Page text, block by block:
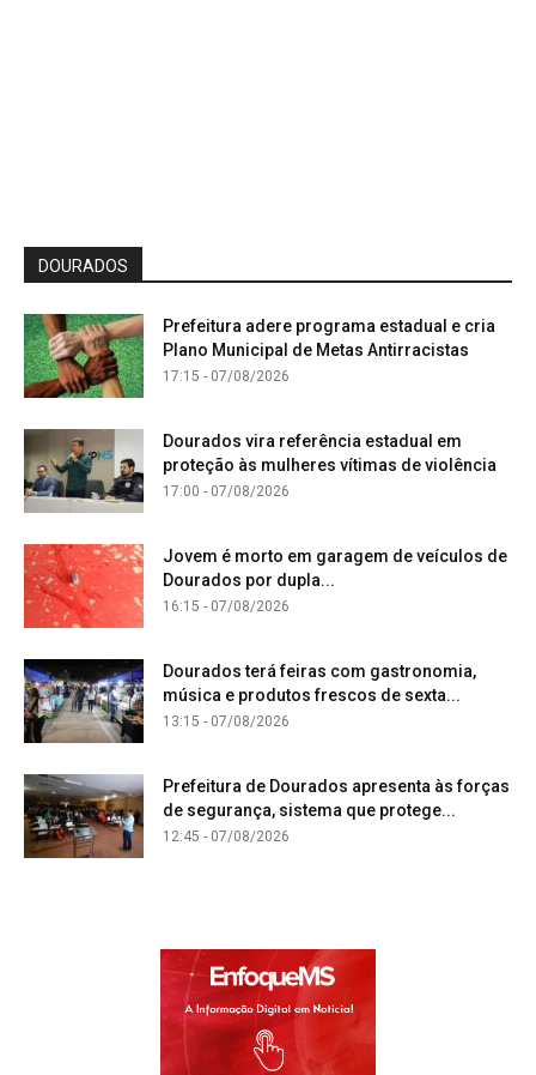
DOURADOS
Prefeitura adere programa estadual e cria
Plano Municipal de Metas Antirracistas
17:15 - 07/08/2026
Dourados vira referência estadual em
proteção às mulheres vítimas de violência
17:00 - 07/08/2026
Jovem é morto em garagem de veículos de
Dourados por dupla...
16:15 - 07/08/2026
Dourados terá feiras com gastronomia,
música e produtos frescos de sexta...
13:15 - 07/08/2026
Prefeitura de Dourados apresenta às forças
de segurança, sistema que protege...
12:45 - 07/08/2026